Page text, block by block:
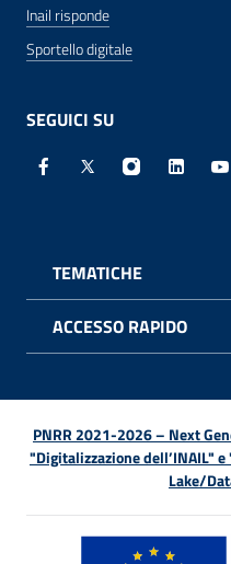
Inail risponde
Sportello digitale
SEGUICI SU
Facebook - Sito
X - Sito esterno
Instagram
TEMATICHE
ACCESSO RAPIDO
PNRR 2021-2026 – Next
"Digitalizzazione dell’INAIL"
Lake/